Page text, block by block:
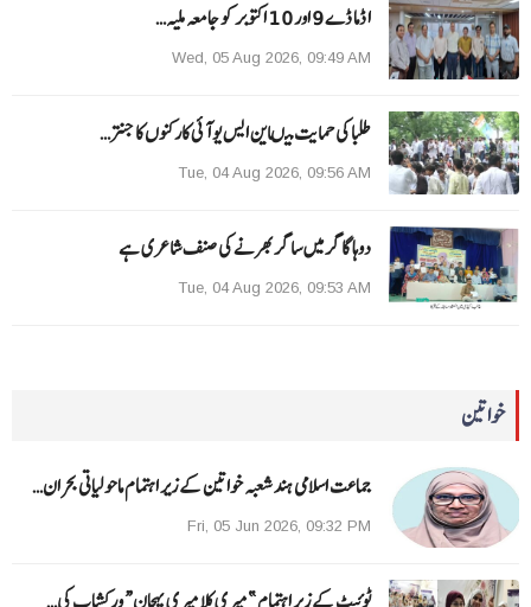
ا ڈما ڈے 9 اور 10 اکتوبر کو جامعہ ملیہ…
Wed, 05 Aug 2026, 09:49 AM
طلبا کی حمایت میںاین ایس یو آئی کارکنوں کا جنتر…
Tue, 04 Aug 2026, 09:56 AM
دوہا گاگر میں ساگر بھرنے کی صنف شاعری ہے
Tue, 04 Aug 2026, 09:53 AM
خواتین
جماعت اسلامی ہند شعبہ خواتین کے زیر اہتمام ماحولیاتی بحران…
Fri, 05 Jun 2026, 09:32 PM
ٹوئیٹ کے زیر اہتمام ”میری کلا میری پہچان“ ورکشاپ کی…